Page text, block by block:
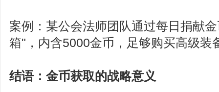
案例：某公会法师团队通过每日捐献
箱"，内含5000金币，足够购买高级装
结语：金币获取的战略意义